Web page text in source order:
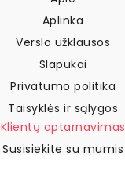
Aplinka
Verslo užklausos
Slapukai
Privatumo politika
Taisyklės ir sąlygos
Klientų aptarnavimas
Susisiekite su mumis